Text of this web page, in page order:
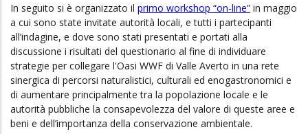
In seguito si è organizzato il primo workshop “on-line” in maggio
a cui sono state invitate autorità locali, e tutti i partecipanti
all’indagine, e dove sono stati presentati e portati alla
discussione i risultati del questionario al fine di individuare
strategie per collegare l'Oasi WWF di Valle Averto in una rete
sinergica di percorsi naturalistici, culturali ed enogastronomici e
di aumentare principalmente tra la popolazione locale e le
autorità pubbliche la consapevolezza del valore di queste aree e
beni e dell’importanza della conservazione ambientale.